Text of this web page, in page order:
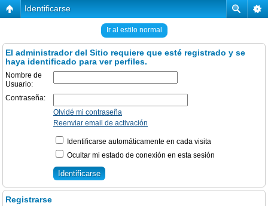
Identificarse
Ir al estilo normal
El administrador del Sitio requiere que esté registrado y se
haya identificado para ver perfiles.
Nombre de
Usuario:
Contraseña:
Olvidé mi contraseña
Reenviar email de activación
Identificarse automáticamente en cada visita
Ocultar mi estado de conexión en esta sesión
Registrarse